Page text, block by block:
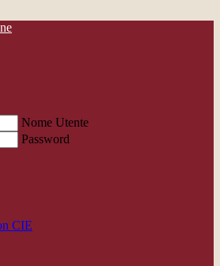
Nome Utente
Password
CIE